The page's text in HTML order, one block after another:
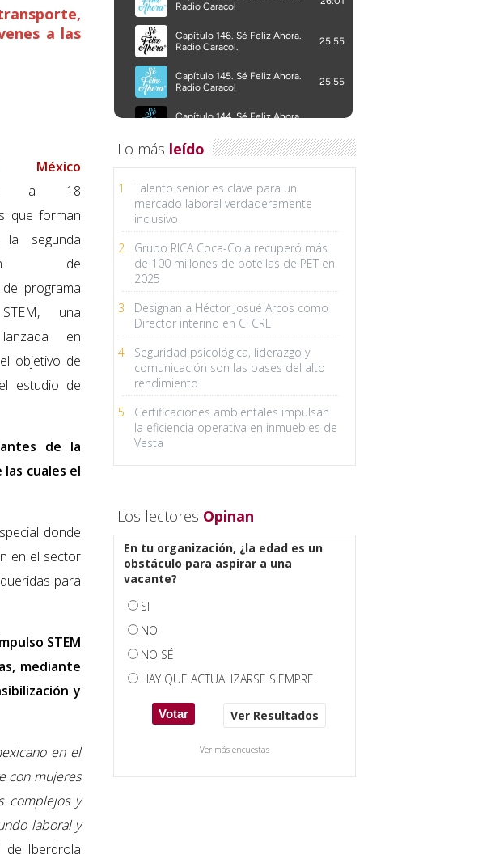
a las
México
a 18
que forman
segunda
de
programa
una
en
objetivo de
estudio de
de la
cuales el
donde
en el sector
para
STEM
mediante
y
en el
con mujeres
complejos y
laboral y
de Iberdrola
Lo más leído
1
Talento senior es clave para un
mercado laboral verdaderamente
inclusivo
2
Grupo RICA Coca-Cola recuperó más
de 100 millones de botellas de PET en
2025
3
Designan a Héctor Josué Arcos como
Director interino en CFCRL
4
Seguridad psicológica, liderazgo y
comunicación son las bases del alto
rendimiento
5
Certificaciones ambientales impulsan
la eficiencia operativa en inmuebles de
Vesta
Los lectores Opinan
En tu organización, ¿la edad es un
obstáculo para aspirar a una
vacante?
SI
NO
NO SÉ
HAY QUE ACTUALIZARSE SIEMPRE
Ver Resultados
Ver más encuestas